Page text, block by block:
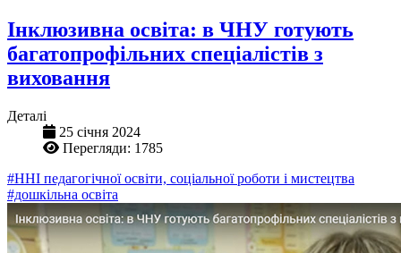
Інклюзивна освіта: в ЧНУ готують
багатопрофільних спеціалістів з
виховання
Деталі
25 січня 2024
Перегляди: 1785
#ННІ педагогічної освіти, соціальної роботи і мистецтва
#дошкільна освіта